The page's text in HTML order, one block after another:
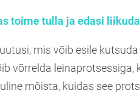
toime tulla ja edasi liikuda
mis võib esile
võrrelda leinaprotsessiga,
mõista, kuidas see